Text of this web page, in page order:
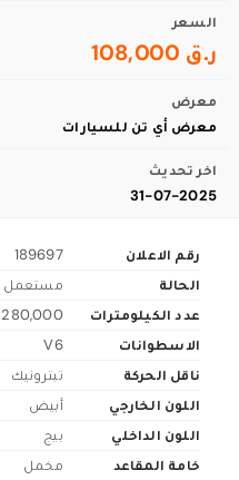
السعر
ر.ق 108,000
معرض
معرض أي تن للسيارات
اخر تحديث
31-07-2025
رقم الاعلان
189697
الحالة
مستعمل
عدد الكيلومترات
280,000 كم
الاسطوانات
V6
ناقل الحركة
تبترونيك
اللون الخارجي
أبيض
اللون الداخلي
بيج
خامة المقاعد
مخمل